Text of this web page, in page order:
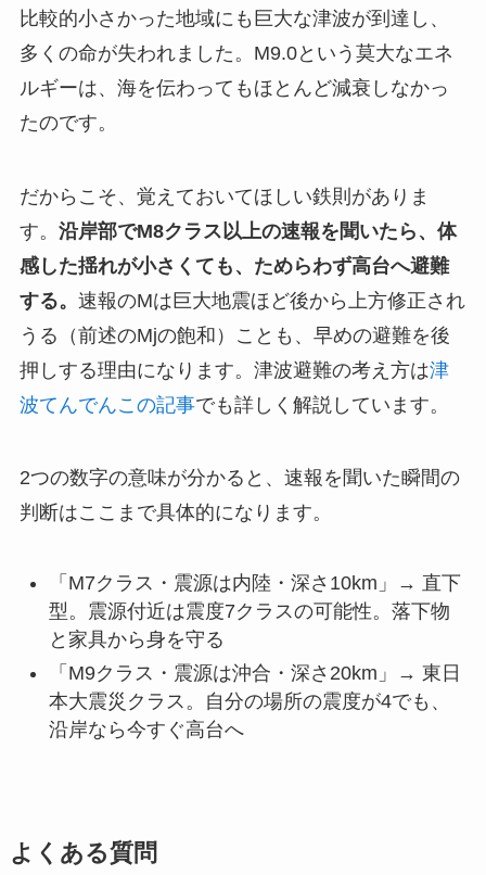
比較的小さかった地域にも巨大な津波が到達し、
多くの命が失われました。M9.0という莫大なエネ
ルギーは、海を伝わってもほとんど減衰しなかっ
たのです。
だからこそ、覚えておいてほしい鉄則がありま
す。 沿岸部でM8クラス以上の速報を聞いたら、体
感した揺れが小さくても、ためらわず高台へ避難
する。 速報のMは巨大地震ほど後から上方修正され
うる（前述のMjの飽和）ことも、早めの避難を後
押しする理由になります。津波避難の考え方は津
波てんでんこの記事でも詳しく解説しています。
2つの数字の意味が分かると、速報を聞いた瞬間の
判断はここまで具体的になります。
「M7クラス・震源は内陸・深さ10km」→ 直下
型。震源付近は震度7クラスの可能性。落下物
と家具から身を守る
「M9クラス・震源は沖合・深さ20km」→ 東日
本大震災クラス。自分の場所の震度が4でも、
沿岸なら今すぐ高台へ
よくある質問